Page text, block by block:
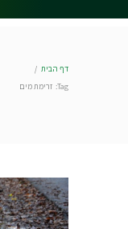
דף הבית
Tag: זרימת מים